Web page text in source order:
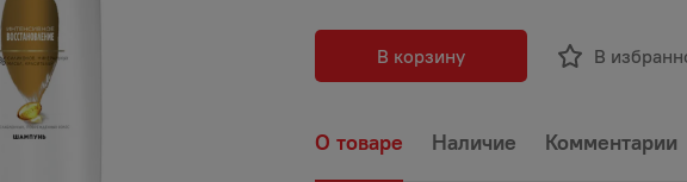
В корзину В
О товаре Наличие Комментарии